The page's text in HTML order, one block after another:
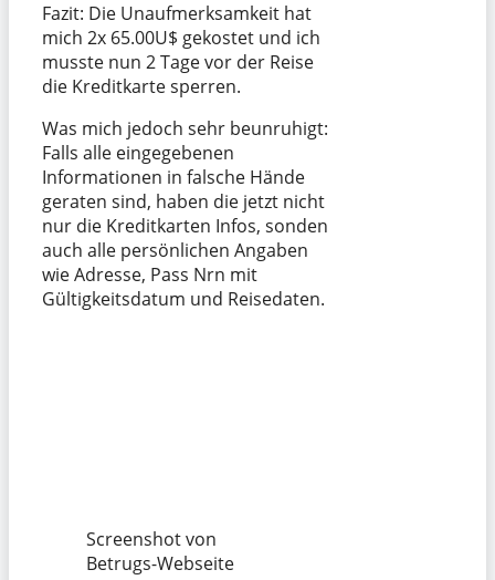
Fazit: Die Unaufmerksamkeit hat
mich 2x 65.00U$ gekostet und ich
musste nun 2 Tage vor der Reise
die Kreditkarte sperren.
Was mich jedoch sehr beunruhigt:
Falls alle eingegebenen
Informationen in falsche Hände
geraten sind, haben die jetzt nicht
nur die Kreditkarten Infos, sonden
auch alle persönlichen Angaben
wie Adresse, Pass Nrn mit
Gültigkeitsdatum und Reisedaten.
Screenshot von
Betrugs-Webseite